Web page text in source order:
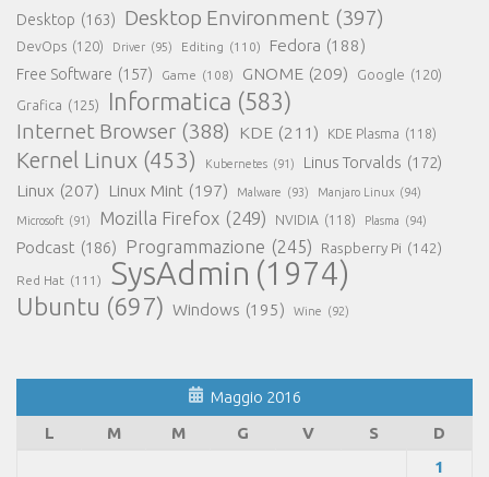
Desktop (163) Desktop Environment (397)
DevOps (120) Driver (95) Editing (110) Fedora (188)
Free Software (157) Game (108) GNOME (209) Google (120)
Grafica (125) Informatica (583)
Internet Browser (388) KDE (211) KDE Plasma (118)
Kernel Linux (453) Kubernetes (91) Linus Torvalds (172)
Linux (207) Linux Mint (197) Malware (93) Manjaro Linux (94)
Microsoft (91) Mozilla Firefox (249) NVIDIA (118) Plasma (94)
Podcast (186) Programmazione (245) Raspberry Pi (142)
Red Hat (111) SysAdmin (1974)
Ubuntu (697) Windows (195) Wine (92)
Maggio 2016
L
M M G V S
D
1